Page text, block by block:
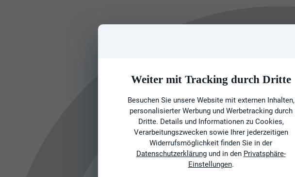
Weiter mit Tracking durch Dritte
Besuchen Sie unsere Website mit externen Inhalten,
personalisierter Werbung und Werbetracking durch
Dritte. Details und Informationen zu Cookies,
Verarbeitungszwecken sowie Ihrer jederzeitigen
Widerrufsmöglichkeit finden Sie in der
Datenschutzerklärungund in den Privatsphäre-
Einstellungen.